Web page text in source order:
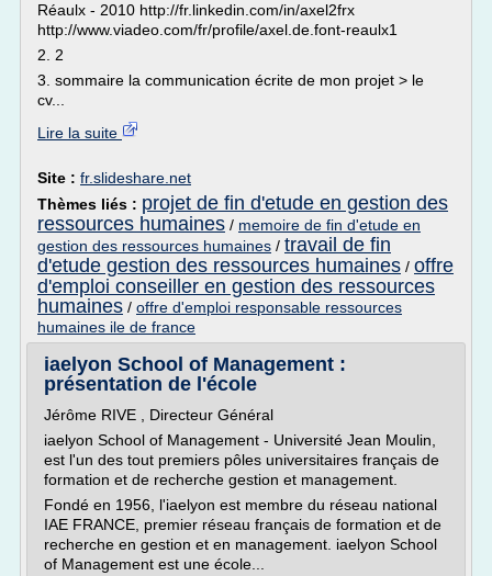
Réaulx - 2010 http://fr.linkedin.com/in/axel2frx
http://www.viadeo.com/fr/profile/axel.de.font-reaulx1
2. 2
3. sommaire la communication écrite de mon projet > le
cv...
Lire la suite
Site : fr.slideshare.net
Thèmes liés : projet de fin d'etude en gestion des
ressources humaines / memoire de fin d'etude en
gestion des ressources humaines / travail de fin
d'etude gestion des ressources humaines / offre
d'emploi conseiller en gestion des ressources
humaines / offre d'emploi responsable ressources
humaines ile de france
iaelyon School of Management :
présentation de l'école
Jérôme RIVE , Directeur Général
iaelyon School of Management - Université Jean Moulin,
est l'un des tout premiers pôles universitaires français de
formation et de recherche gestion et management.
Fondé en 1956, l'iaelyon est membre du réseau national
IAE FRANCE, premier réseau français de formation et de
recherche en gestion et en management. iaelyon School
of Management est une école...